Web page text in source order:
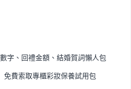
字、回禮金額、結婚賀詞懶人包
免費索取專櫃彩妝保養試用包